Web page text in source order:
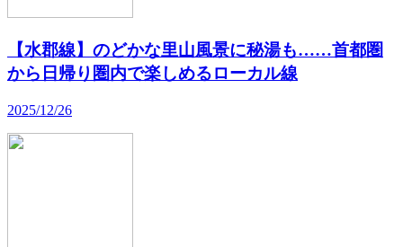
【水郡線】のどかな里山風景に秘湯も……首都圏
から日帰り圏内で楽しめるローカル線
2025/12/26